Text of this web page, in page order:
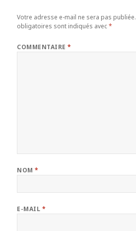
Votre adresse e-mail ne sera pas publiée.
obligatoires sont indiqués avec*
COMMENTAIRE*
NOM*
E-MAIL *